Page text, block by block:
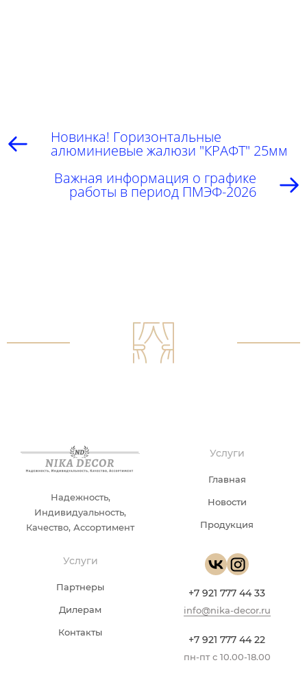
Новинка! Горизонтальные
алюминиевые жалюзи "КРАФТ" 25мм
Важная информация о графике
работы в период ПМЭФ-2026
Надежность,
Индивидуальность,
Качество, Ассортимент
Услуги
Главная
Новости
Продукция
Услуги
Партнеры
Дилерам
Контакты
+7 921 777 44 33
info@nika-decor.ru
+7 921 777 44 22
пн-пт с 10.00-18.00